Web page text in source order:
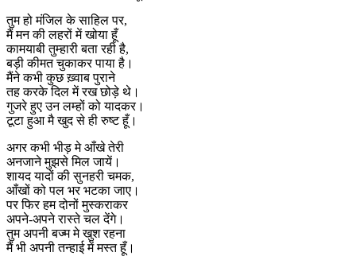
तुम हो मंजिल के साहिल पर,
मैं मन की लहरों में खोया हूँ
कामयाबी तुम्हारी बता रही है,
बड़ी कीमत चुकाकर पाया है।
मैंने कभी कुछ ख़्वाब पुराने
तह करके दिल में रख छोड़े थे।
गुजरे हुए उन लम्हों को यादकर।
टूटा हुआ मै खुद से ही रुष्ट हूँ।
अगर कभी भीड़ मे आँखे तेरी
अनजाने मुझसे मिल जायें।
शायद यादों की सुनहरी चमक,
आँखों को पल भर भटका जाए।
पर फिर हम दोनों मुस्कराकर
अपने-अपने रास्ते चल देंगे।
तुम अपनी बज्म मे खुश रहना
मैं भी अपनी तन्हाई में मस्त हूँ।